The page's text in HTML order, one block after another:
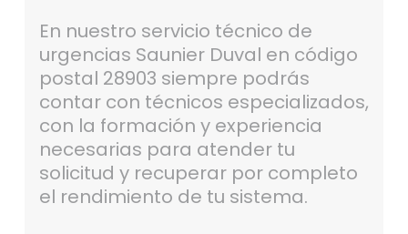
En nuestro servicio técnico de
urgencias Saunier Duval en código
postal 28903 siempre podrás
contar con técnicos especializados,
con la formación y experiencia
necesarias para atender tu
solicitud y recuperar por completo
el rendimiento de tu sistema.